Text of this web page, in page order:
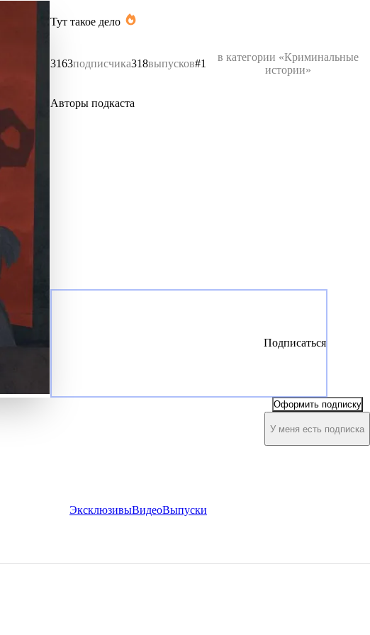
Тут такое дело
3163подписчика318выпусков#1
в категории «Криминальные
истории»
Авторы подкаста
Подписаться
Оформить подписку
У меня есть подписка
ЭксклюзивыВидеоВыпуски